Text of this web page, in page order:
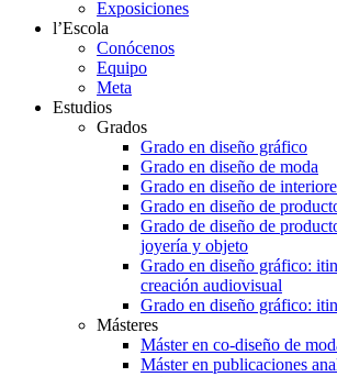
Exposiciones
l’Escola
Conócenos
Equipo
Meta
Estudios
Grados
Grado en diseño gráfico
Grado en diseño de moda
Grado en diseño de
Grado en diseño de
Grado de diseño de
joyería y objeto
Grado en diseño gráfico:
creación audiovisual
Grado en diseño gráfico:
Másteres
Máster en co-diseño de
Máster en publicaciones